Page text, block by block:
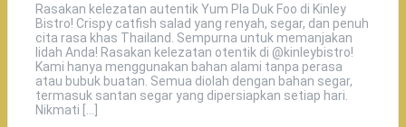
Rasakan kelezatan autentik Yum Pla Duk Foo di Kinley
Bistro! Crispy catfish salad yang renyah, segar, dan penuh
cita rasa khas Thailand. Sempurna untuk memanjakan
lidah Anda! Rasakan kelezatan otentik di @kinleybistro!
Kami hanya menggunakan bahan alami tanpa perasa
atau bubuk buatan. Semua diolah dengan bahan segar,
termasuk santan segar yang dipersiapkan setiap hari.
Nikmati […]